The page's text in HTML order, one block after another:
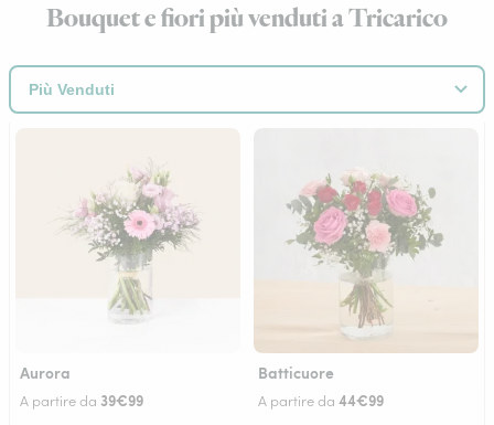
Bouquet e fiori più venduti a Tricarico
Aurora
A partire da 39€99
Batticuore
A partire da 44€99